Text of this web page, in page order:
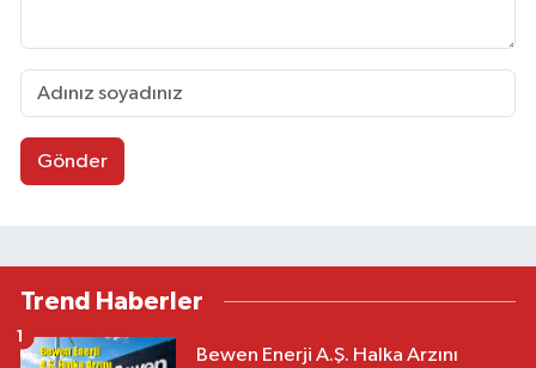
Gönder
Trend Haberler
Bewen Enerji A.Ş. Halka Arzını
1